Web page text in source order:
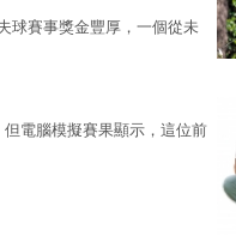
球賽事獎金豐厚，一個從未
電腦模擬賽果顯示，這位前